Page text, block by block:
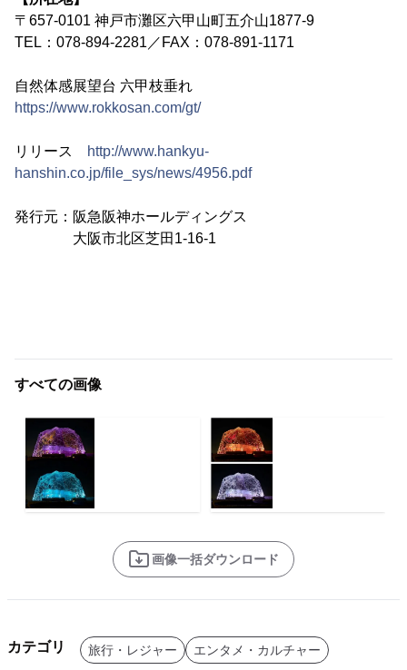
〒657-0101 神戸市灘区六甲山町五介山1877-9
TEL：078-894-2281／FAX：078-891-1171
自然体感展望台 六甲枝垂れ
https://www.rokkosan.com/gt/
リリース
http://www.hankyu-
hanshin.co.jp/file_sys/news/4956.pdf
発行元：阪急阪神ホールディングス
大阪市北区芝田1-16-1
すべての画像
画像一括ダウンロード
カテゴリ 旅行・レジャー エンタメ・カルチャー